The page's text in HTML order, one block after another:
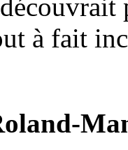
à fait